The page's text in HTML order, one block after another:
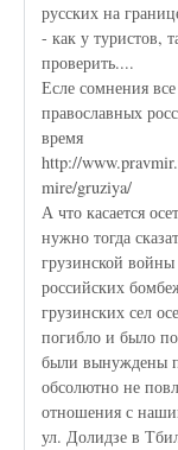
русских на
- как у туристов,
проверить....
Есле сомнения
православных
время
http://
mire/gruziya/
А что касается
нужно тогда
грузинской
российских
грузинских сел
погибло и было
были вынуждены
обсолютно не
отношения с
ул. Долидзе в